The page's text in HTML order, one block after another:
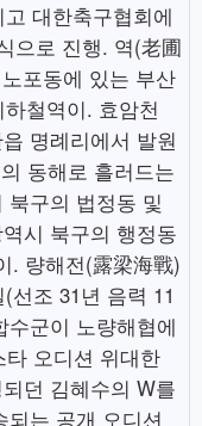
대한축구협회에
으로 진행. 역(老圃
포동에 있는 부산
철역이. 효암천
명례리에서 발원
동해로 흘러드는
구의 법정동 및
시 북구의 행정동
. 량해전(露梁海戰)
선조 31년 음력 11
군이 노량해협에
오디션 위대한
던 김혜수의 W를
되는 공개 오디션